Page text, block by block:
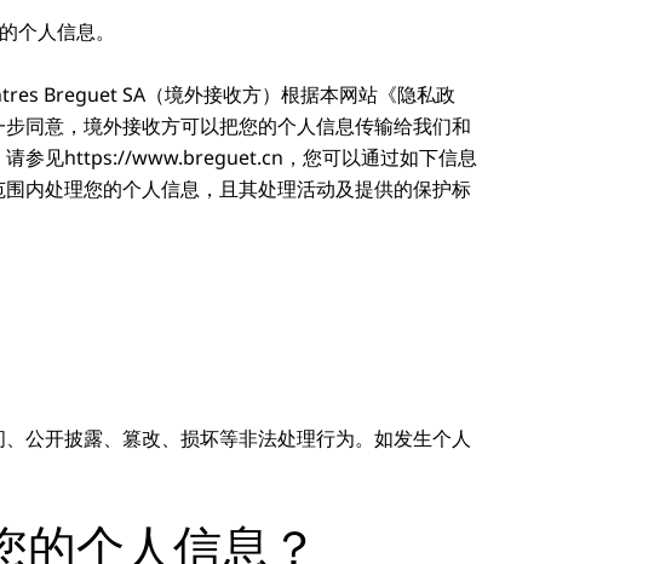
人信息。
Breguet SA（境外接收方）根据本网站《隐私政
同意，境外接收方可以把您的个人信息传输给我们和
请参见https://www.breguet.cn，您可以通过如下信息
内处理您的个人信息，且其处理活动及提供的保护标
公开披露、篡改、损坏等非法处理行为。如发生个人
个人信息？